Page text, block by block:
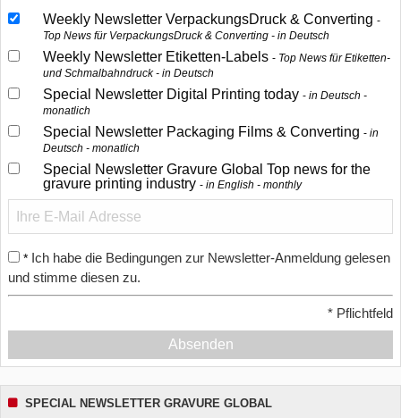
Weekly Newsletter VerpackungsDruck & Converting
Top News für VerpackungsDruck & Converting - in Deutsch
Weekly Newsletter Etiketten-Labels
Top News für Etiketten-
und Schmalbahndruck - in Deutsch
Special Newsletter Digital Printing today
in Deutsch -
monatlich
Special Newsletter Packaging Films & Converting
in
Deutsch - monatlich
Special Newsletter Gravure Global Top news for the
gravure printing industry
in English - monthly
* Ich habe die Bedingungen zur Newsletter-Anmeldung gelesen
und stimme diesen zu.
* Pflichtfeld
Absenden
SPECIAL NEWSLETTER GRAVURE GLOBAL